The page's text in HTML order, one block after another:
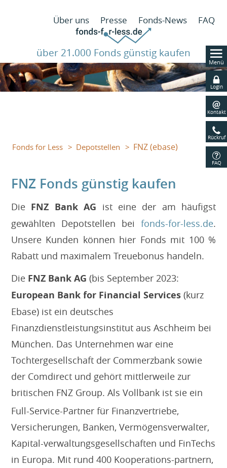
Über uns Presse Fonds-News FAQ
über 21.000 Fonds günstig kaufen
Login
Kontakt
Rückruf
FAQ
Menü
Fonds for Less Depotstellen FNZ (ebase)
FNZ Fonds günstig kaufen
Die FNZ Bank AG ist eine der am häufigst
gewählten Depotstellen beifonds-for-less.de.
Unsere Kunden können hier Fonds mit 100 %
Rabatt und maximalem Treuebonus handeln.
Die FNZ Bank AG (bis September 2023:
European Bank for Financial Services(kurz
Ebase) ist ein deutsches
Finanzdienstleistungsinstitut aus Aschheim bei
München. Das Unternehmen war eine
Tochtergesellschaft der Commerzbank sowie
der Comdirect und gehört mittlerweile zur
britischen FNZ Group. Als Vollbank ist sie ein
Full-Service-Partner für Finanzvertriebe,
Versicherungen, Banken, Vermögensverwalter,
Kapital-verwaltungsgesellschaften und FinTechs
in Europa. Mit rund 400 Kooperations-partnern,